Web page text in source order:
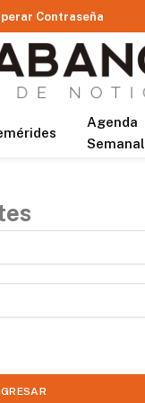
Contraseña
Agenda
Semanal